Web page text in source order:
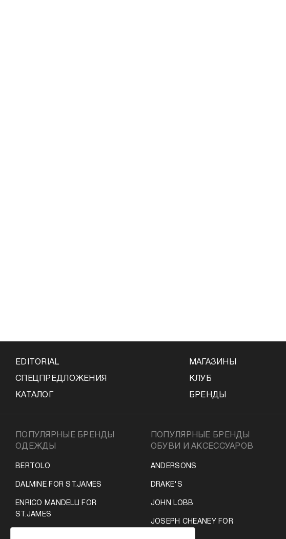
EDITORIAL МАГАЗИНЫ
СПЕЦПРЕДЛОЖЕНИЯ КЛУБ
КАТАЛОГ БРЕНДЫ
ПОПУЛЯРНЫЕ БРЕНДЫ
ОДЕЖДЫ
BERTOLO
DALMINE FOR ST.JAMES
ENRICO MANDELLI FOR
ST.JAMES
ПОПУЛЯРНЫЕ БРЕНДЫ
ОБУВИ И АКСЕССУАРОВ
ANDERSONS
DRAKE'S
JOHN LOBB
JOSEPH CHEANEY FOR